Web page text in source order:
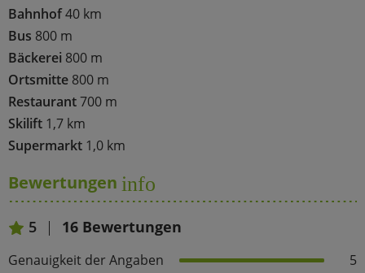
Bahnhof40 km
Bus 800 m
Bäckerei 800 m
Ortsmitte 800 m
Restaurant700 m
Skilift 1,7 km
Supermarkt 1,0 km
Bewertungen info
5 16 Bewertungen
Genauigkeit der Angaben
5